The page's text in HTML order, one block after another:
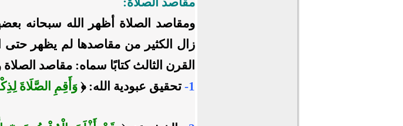
ومقاصد الصلاة أظهر الله سبحانه
زال الكثير من مقاصدها لم يظهر حتى
القرن الثالث كتابًا سماه: مقاصد
1- تحقيق عبودية الله: ﴿وَأَقِمِ الصَّلَاةَ